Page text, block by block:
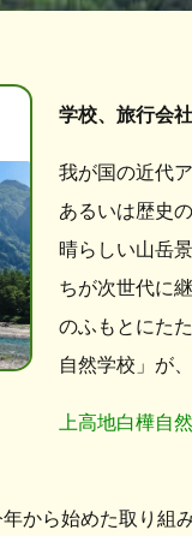
学校、旅行会
我が国の近代
あるいは歴史
晴らしい山岳
ちが次世代に
のふもとにた
自然学校」が
上高地白樺自
から始めた取り